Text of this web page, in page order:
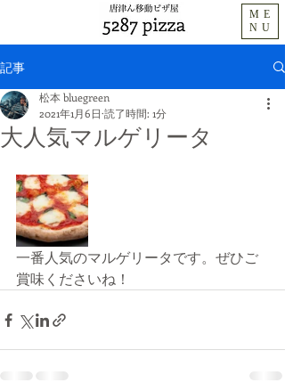
ME
NU
記事
大人気マルゲリータ
松本 bluegreen
2021年1月6日 読了時間: 1分
一番人気のマルゲリータです。ぜひご
賞味くださいね！